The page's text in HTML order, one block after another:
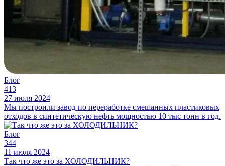
Блог
413
27 июля 2024
Мы построили завод по переработке смешанных пластиковых
отходов в синтетическую нефть мощностью 10 тыс тонн в год.
Блог
344
11 июля 2024
Так что же это за ХОЛОДИЛЬНИК?